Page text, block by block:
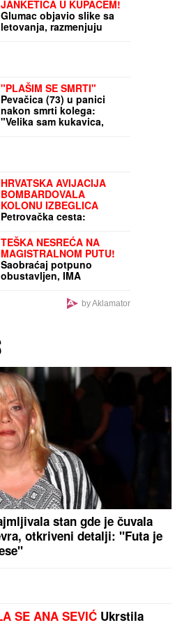
Slušajte svoje telo: zašto
održiva rutina vežbanja
vredi više od savršenog
treninga
letovanja, razmenjuju
nežnosti na plaži: On bez
majice, pokazao koliko je
posvećen otac
"PLAŠIM SE SMRTI"
Pevačica (73) u panici
nakon smrti kolega:
"Velika sam kukavica,
mužu ne smem ni da
pomenem kupovinu
grobnice"